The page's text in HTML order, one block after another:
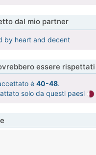
dal mio partner
by heart and decent
essere rispettati
è 40-48.
solo da questi paesi